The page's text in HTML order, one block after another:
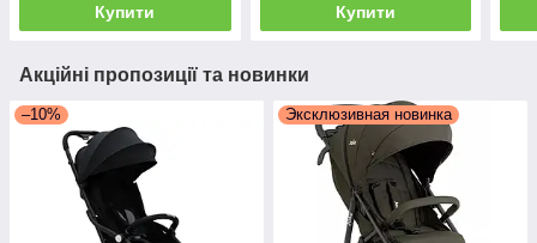
Купити Купити
Акційні пропозиції та новинки
–10% Эксклюзивная новинка